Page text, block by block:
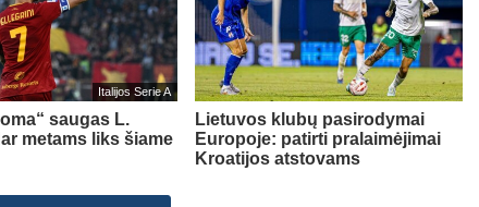
Italijos Serie A
saugas L.
metams liks šiame
Lietuvos klubų pasirodymai
Europoje: patirti pralaimėjimai
Kroatijos atstovams